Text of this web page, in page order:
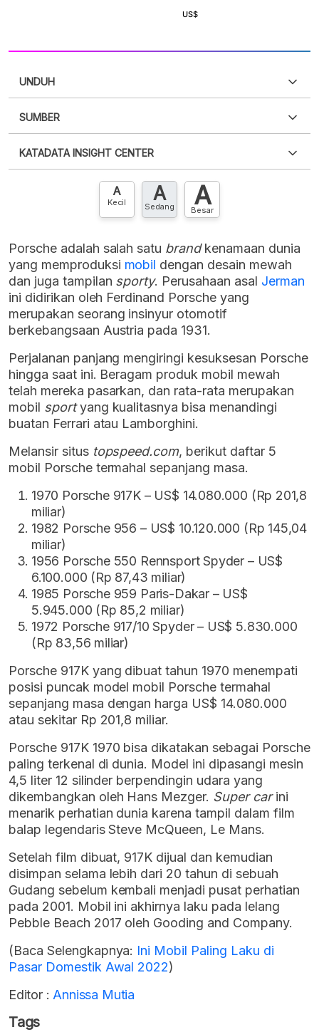
UNDUH
XLS
SUMBER
punya akun?Silakan Daftar sekarang
KATADATA INSIGHT CENTER
Hubungi sekarang »
A
Kecil A
Sedang A
Besar
Porsche adalah salah satu brandkenamaan dunia
yang memproduksi mobil dengan desain mewah
dan juga tampilan sporty. Perusahaan asal Jerman
ini didirikan oleh Ferdinand Porsche yang
merupakan seorang insinyur otomotif
berkebangsaan Austria pada 1931.
Perjalanan panjang mengiringi kesuksesan Porsche
hingga saat ini. Beragam produk mobil mewah
telah mereka pasarkan, dan rata-rata merupakan
mobil sportyang kualitasnya bisa menandingi
buatan Ferrari atau Lamborghini.
Melansir situs topspeed.com, berikut daftar 5
mobil Porsche termahal sepanjang masa.
1970 Porsche 917K – US$ 14.080.000 (Rp 201,8
miliar)
1982 Porsche 956 – US$ 10.120.000 (Rp 145,04
miliar)
1956 Porsche 550 Rennsport Spyder – US$
6.100.000 (Rp 87,43 miliar)
1985 Porsche 959 Paris-Dakar – US$
5.945.000 (Rp 85,2 miliar)
1972 Porsche 917/10 Spyder – US$ 5.830.000
(Rp 83,56 miliar)
Porsche 917K yang dibuat tahun 1970 menempati
posisi puncak model mobil Porsche termahal
sepanjang masa dengan harga US$ 14.080.000
atau sekitar Rp 201,8 miliar.
Porsche 917K 1970 bisa dikatakan sebagai Porsche
paling terkenal di dunia. Model ini dipasangi mesin
4,5 liter 12 silinder berpendingin udara yang
dikembangkan oleh Hans Mezger. Super carini
menarik perhatian dunia karena tampil dalam film
balap legendaris Steve McQueen, Le Mans.
Setelah film dibuat, 917K dijual dan kemudian
disimpan selama lebih dari 20 tahun di sebuah
Gudang sebelum kembali menjadi pusat perhatian
pada 2001. Mobil ini akhirnya laku pada lelang
Pebble Beach 2017 oleh Gooding and Company.
(Baca Selengkapnya: Ini Mobil Paling Laku di
Pasar Domestik Awal 2022)
Editor : Annissa Mutia
Tags